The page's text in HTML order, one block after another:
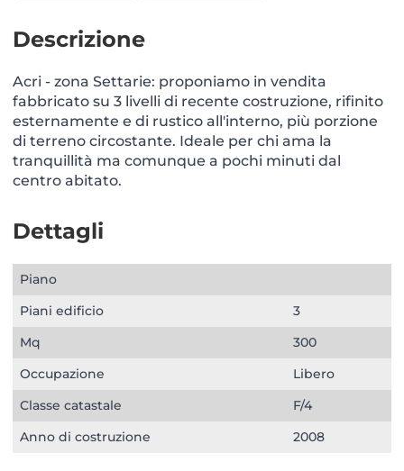
Descrizione
Acri - zona Settarie: proponiamo in vendita
fabbricato su 3 livelli di recente costruzione, rifinito
esternamente e di rustico all'interno, più porzione
di terreno circostante. Ideale per chi ama la
tranquillità ma comunque a pochi minuti dal
centro abitato.
Dettagli
Piano
Piani edificio
3
Mq
300
Occupazione
Libero
Classe catastale
F/4
Anno di costruzione
2008